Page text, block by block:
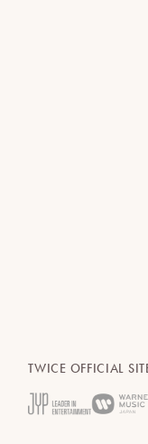
TWICE OFFICIAL